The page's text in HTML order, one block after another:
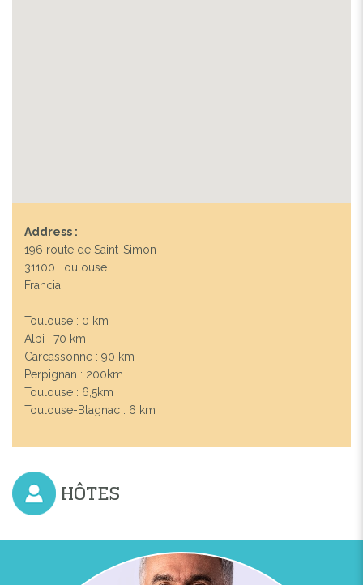
Address :
196 route de Saint-Simon
31100 Toulouse
Francia
Toulouse : 0 km
Albi : 70 km
Carcassonne : 90 km
Perpignan : 200km
Toulouse : 6,5km
Toulouse-Blagnac : 6 km
HÔTES